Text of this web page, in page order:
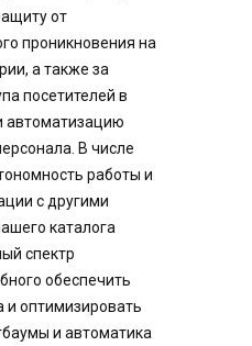
от
проникновения на
а также за
посетителей в
В числе
работы и
с другими
каталога
спектр
обеспечить
и оптимизировать
и автоматика